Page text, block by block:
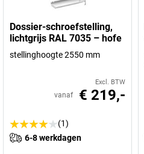
Dossier-schroefstelling,
lichtgrijs RAL 7035 – hofe
stellinghoogte 2550 mm
Excl. BTW
vanaf € 219,-
(1)
6-8 werkdagen